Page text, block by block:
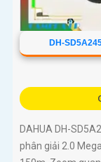
DH-
DAHUA DH-
phân giải 2.0